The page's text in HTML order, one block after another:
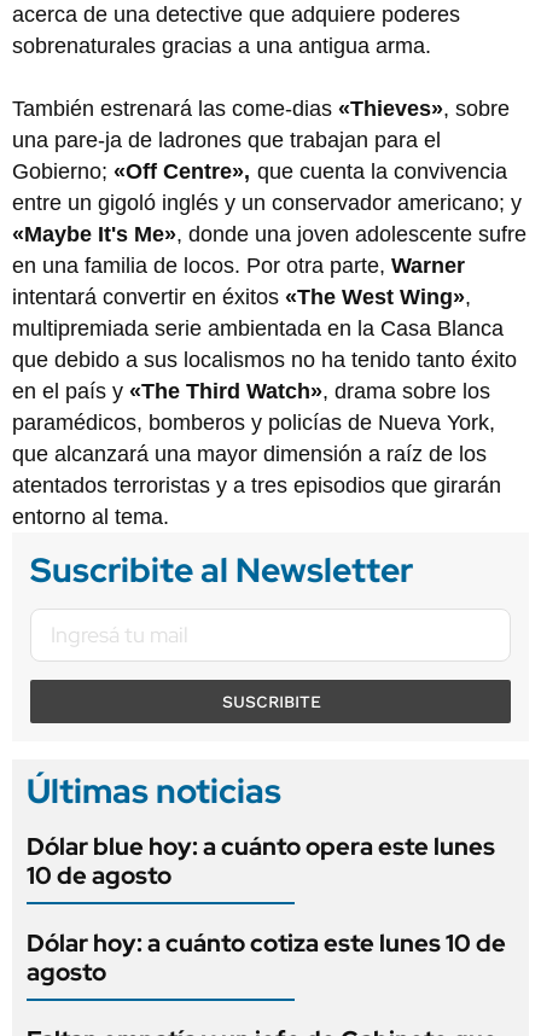
acerca de una detective que adquiere poderes
sobrenaturales gracias a una antigua arma.
También estrenará las come-dias «Thieves», sobre
una pare-ja de ladrones que trabajan para el
Gobierno; «Off Centre», que cuenta la convivencia
entre un gigoló inglés y un conservador americano; y
«Maybe It's Me», donde una joven adolescente sufre
en una familia de locos. Por otra parte, Warner
intentará convertir en éxitos «The West Wing»,
multipremiada serie ambientada en la Casa Blanca
que debido a sus localismos no ha tenido tanto éxito
en el país y «The Third Watch», drama sobre los
paramédicos, bomberos y policías de Nueva York,
que alcanzará una mayor dimensión a raíz de los
atentados terroristas y a tres episodios que girarán
entorno al tema.
Suscribite al Newsletter
SUSCRIBITE
Últimas noticias
Dólar blue hoy: a cuánto opera este lunes
10 de agosto
Dólar hoy: a cuánto cotiza este lunes 10 de
agosto